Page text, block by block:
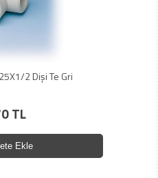
25X1/2 Dişi Te Gri
TL
Ekle